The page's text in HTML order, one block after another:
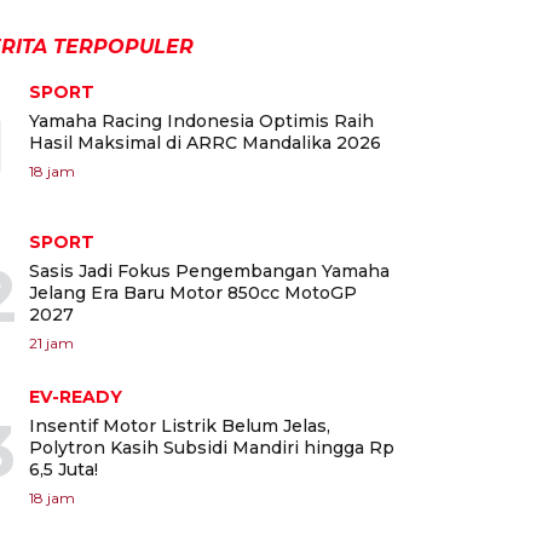
TERPOPULER
SPORT
Yamaha Racing Indonesia Optimis Raih
Hasil Maksimal di ARRC Mandalika 2026
18 jam
SPORT
Sasis Jadi Fokus Pengembangan Yamaha
Jelang Era Baru Motor 850cc MotoGP
2027
21 jam
EV-READY
Insentif Motor Listrik Belum Jelas,
Polytron Kasih Subsidi Mandiri hingga Rp
6,5 Juta!
18 jam